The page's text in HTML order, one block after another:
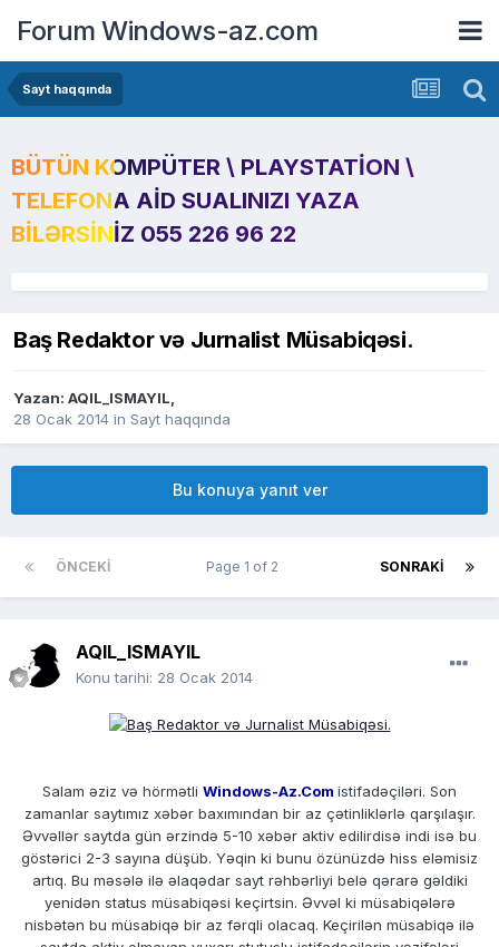
Forum Windows-az.com
Sayt haqqında
BÜTÜN KOMPÜTER \ PLAYSTATION \
TELEFONA AID SUALINIZI YAZA
BILƏRSINIZ 055 226 96 22
Baş Redaktor və Jurnalist Müsabiqəsi.
Yazan: AQIL_ISMAYIL,
28 Ocak 2014 in Sayt haqqında
Bu konuya yanıt ver
ÖNCEKI SONRAKI
Page 1 of 2
AQIL_ISMAYIL
Konu tarihi: 28 Ocak 2014
Salam əziz və hörmətli Windows-Az.Com istifadəçiləri. Son
zamanlar saytımız xəbər baxımından bir az çətinliklərlə qarşılaşır.
Əvvəllər saytda gün ərzində 5-10 xəbər aktiv edilirdisə indi isə bu
göstərici 2-3 sayına düşüb. Yəqin ki bunu özünüzdə hiss eləmisiz
artıq. Bu məsələ ilə əlaqədar sayt rəhbərliyi belə qərarə gəldiki
yenidən status müsabiqəsi keçirtsin. Əvvəl ki müsabiqələrə
nisbətən bu müsabiqə bir az fərqli olacaq. Keçirilən müsabiqə ilə